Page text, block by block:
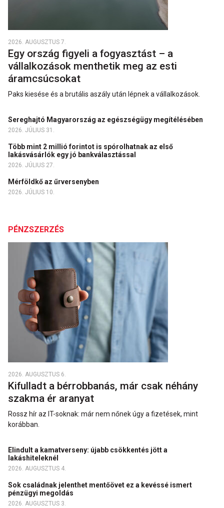
2026. AUGUSZTUS 7.
Egy ország figyeli a fogyasztást – a
vállalkozások menthetik meg az esti
áramcsúcsokat
Paks kiesése és a brutális aszály után lépnek a vállalkozások.
Sereghajtó Magyarország az egészségügy megítélésében
2026. JÚLIUS 31.
Több mint 2 millió forintot is spórolhatnak az első
lakásvásárlók egy jó bankválasztással
2026. JÚLIUS 27.
Mérföldkő az űrversenyben
2026. JÚLIUS 10.
PÉNZSZERZÉS
2026. AUGUSZTUS 6.
Kifulladt a bérrobbanás, már csak néhány
szakma ér aranyat
Rossz hír az IT-soknak: már nem nőnek úgy a fizetések, mint
korábban.
Elindult a kamatverseny: újabb csökkentés jött a
lakáshiteleknél
2026. AUGUSZTUS 4.
Sok családnak jelenthet mentőövet ez a kevéssé ismert
pénzügyi megoldás
2026. AUGUSZTUS 3.